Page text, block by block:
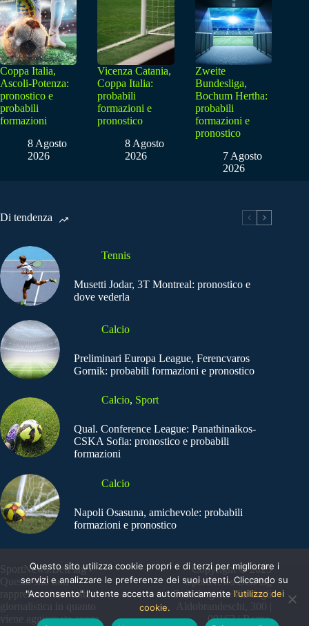
Coppa Italia,
Ascoli-Potenza:
pronostico e
probabili
formazioni
8 Agosto
2026
Vicenza Catania,
Coppa Italia:
probabili
formazioni e
pronostico
8 Agosto
2026
Zweite
Bundesliga,
Bochum Hertha:
probabili
formazioni e
pronostico
7 Agosto
2026
Di tendenza
Tennis
Musetti Jodar, 3T Montreal: pronostico e
dove vederla
Calcio
Preliminari Europa League, Ferencvaros
Gornik: probabili formazioni e pronostico
Calcio, Sport
Qual. Conference League: Panathinaikos-
CSKA Sofia: pronostico e probabili
formazioni
Calcio
Napoli Osasuna, amichevole: probabili
formazioni e pronostico
SportNews.BetFlag -
Questo sito non
rappresenta una testata
giornalistica in quanto
viene aggiornato senza
Copyright © 2025
SportNews BetFlag
Sede Legale: Via degli
Aldobrandeschi, 300 |
00163 | Roma
Questo sito utilizza cookie propri e di terzi per migliorare i
servizi e analizzare le preferenze dei suoi utenti. Cliccando su
"Acconsento" l'utente accetta automaticamente l'utilizzo dei
cookie.